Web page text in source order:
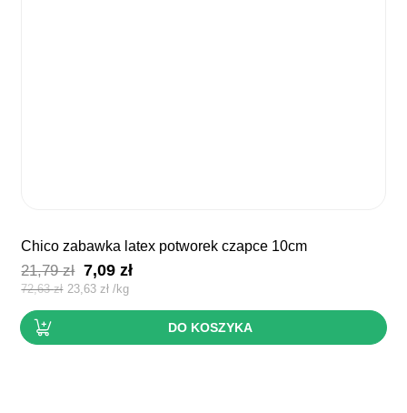
chico zabawka latex potworek czapce 10cm
21,79zł Pierwotna
cena
wynosiła:
7,09złAktualna
wynosi:
7,09 zł.
72,63zł 23,63 zł /kg
DO KOSZYKA